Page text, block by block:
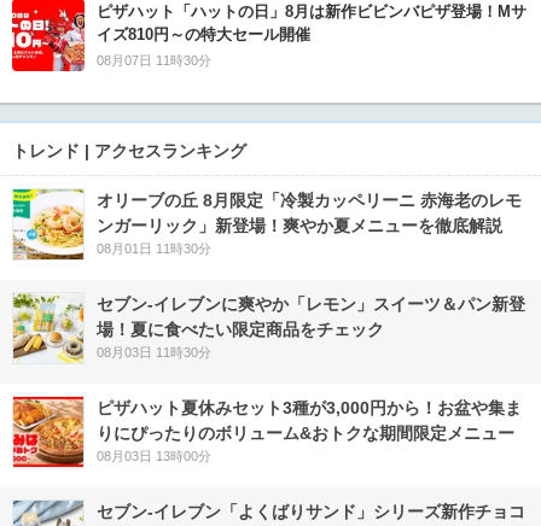
ピザハット「ハットの日」8月は新作ビビンバピザ登場！Mサ
イズ810円～の特大セール開催
08月07日 11時30分
トレンド | アクセスランキング
オリーブの丘 8月限定「冷製カッペリーニ 赤海老のレモ
ンガーリック」新登場！爽やか夏メニューを徹底解説
08月01日 11時30分
セブン‐イレブンに爽やか「レモン」スイーツ＆パン新登
場！夏に食べたい限定商品をチェック
08月03日 11時30分
ピザハット夏休みセット3種が3,000円から！お盆や集ま
りにぴったりのボリューム&おトクな期間限定メニュー
08月03日 13時00分
セブン‐イレブン「よくばりサンド」シリーズ新作チョコ